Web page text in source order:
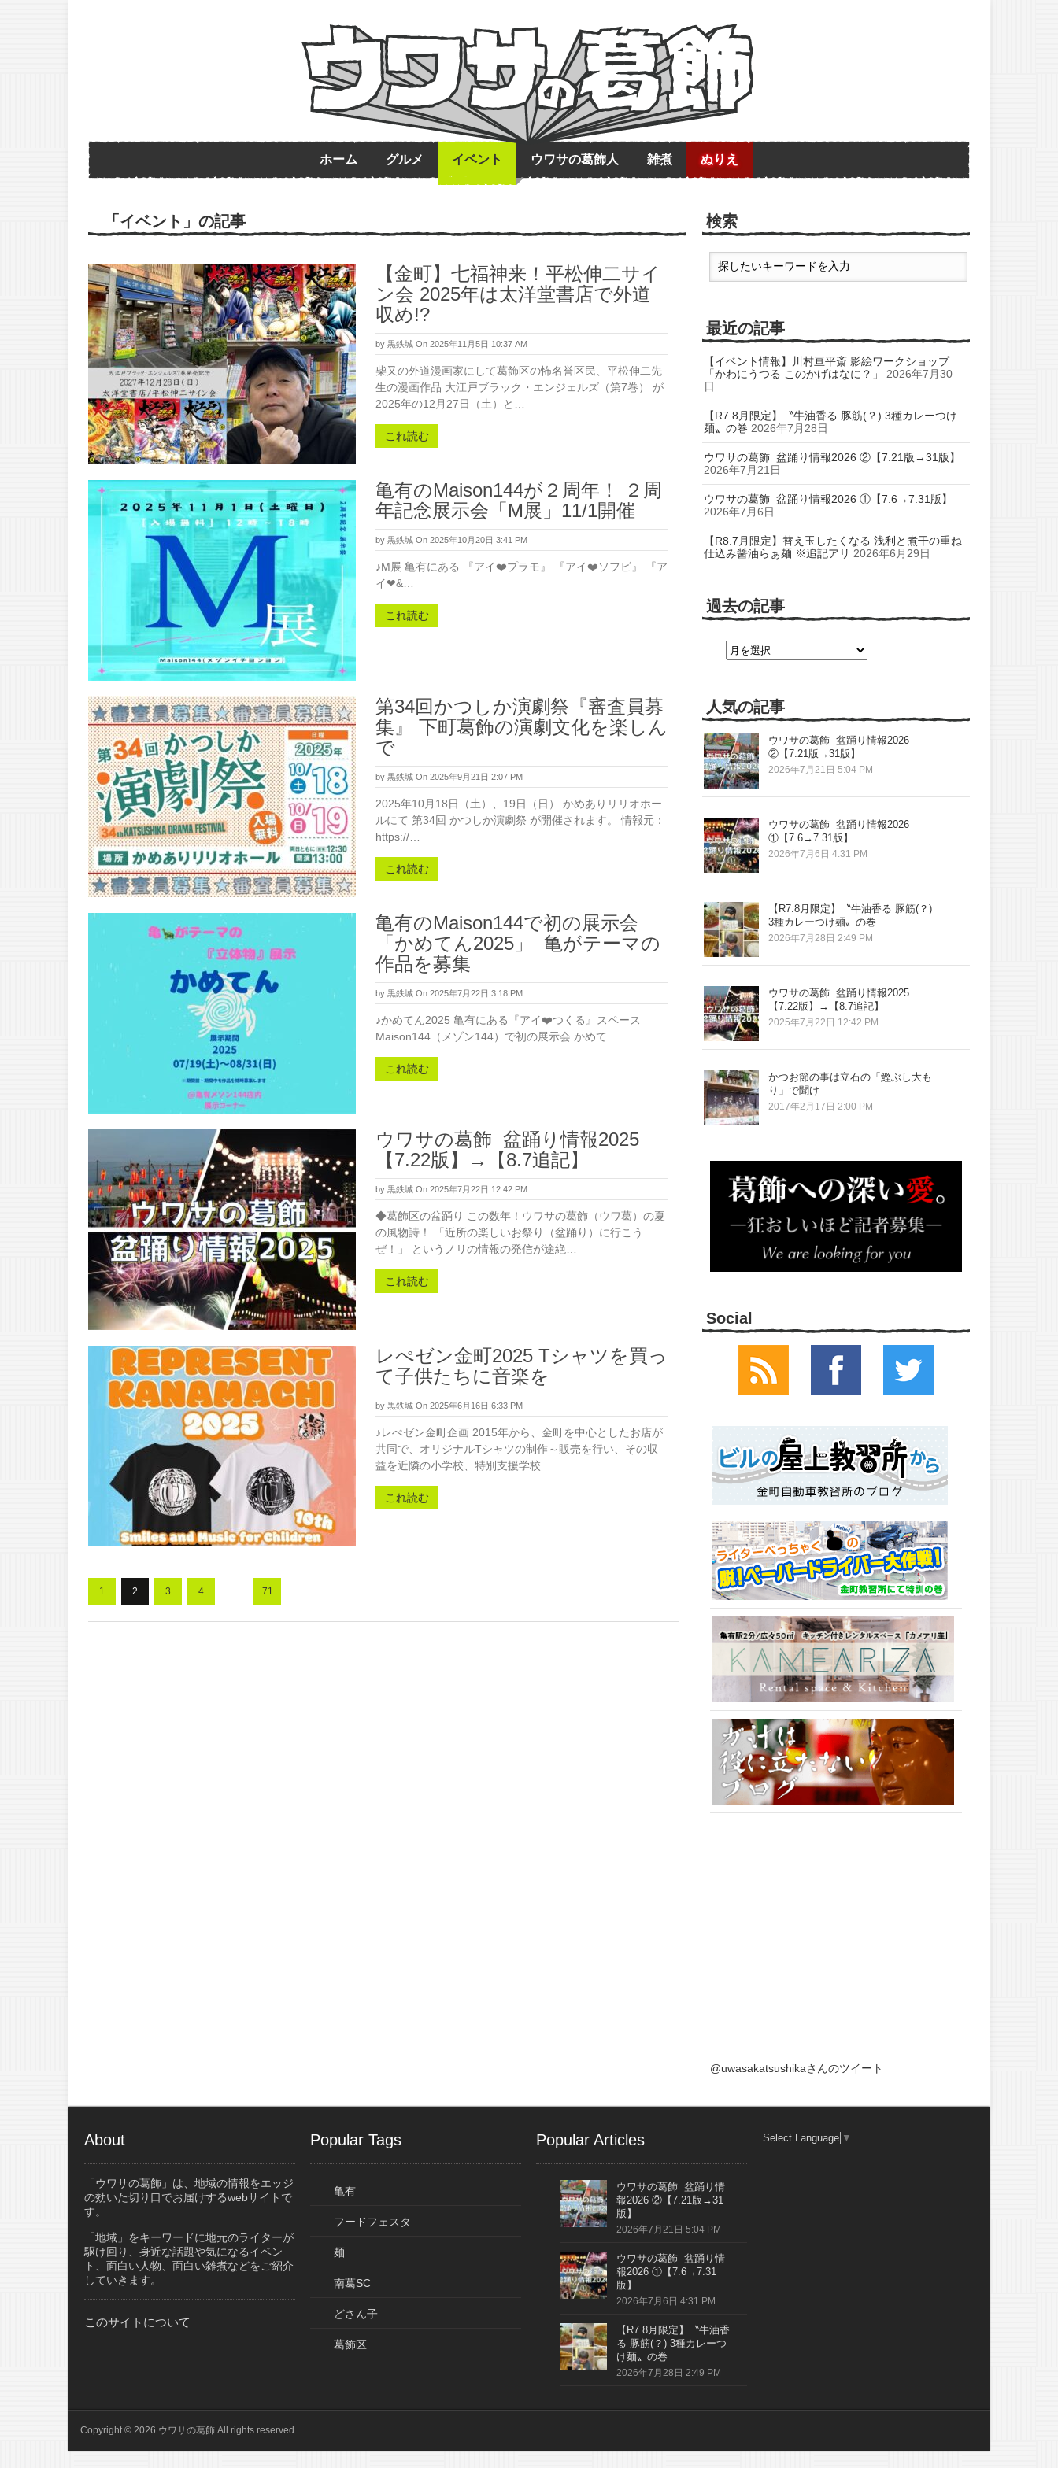
ホーム グルメ イベント ウワサの葛飾人 雑煮 ぬりえ
「イベント」の記事
【金町】七福神来！平松伸二サイ
ン会 2025年は太洋堂書店で外道
収め!?
by 黒鉄城 On 2025年11月5日 10:37 AM
柴又の外道漫画家にして葛飾区の怖名誉区民、平松伸二先
生の漫画作品 大江戸ブラック・エンジェルズ（第7巻） が
2025年の12月27日（土）と…
これ読む
亀有のMaison144が２周年！ ２周
年記念展示会「M展」11/1開催
by 黒鉄城 On 2025年10月20日 3:41 PM
♪M展 亀有にある 『アイ❤️プラモ』 『アイ❤️ソフビ』 『ア
イ❤&…
これ読む
第34回かつしか演劇祭『審査員募
集』 下町葛飾の演劇文化を楽しん
で
by 黒鉄城 On 2025年9月21日 2:07 PM
2025年10月18日（土）、19日（日） かめありリリオホー
ルにて 第34回 かつしか演劇祭 が開催されます。 情報元：
https://…
これ読む
亀有のMaison144で初の展示会
「かめてん2025」 亀がテーマの
作品を募集
by 黒鉄城 On 2025年7月22日 3:18 PM
♪かめてん2025 亀有にある『アイ❤️つくる』スペース
Maison144（メゾン144）で初の展示会 かめて…
これ読む
ウワサの葛飾 盆踊り情報2025
【7.22版】→【8.7追記】
by 黒鉄城 On 2025年7月22日 12:42 PM
◆葛飾区の盆踊り この数年！ウワサの葛飾（ウワ葛）の夏
の風物詩！ 「近所の楽しいお祭り（盆踊り）に行こう
ぜ！」 というノリの情報の発信が途絶…
これ読む
レぺゼン金町2025 Tシャツを買っ
て子供たちに音楽を
by 黒鉄城 On 2025年6月16日 6:33 PM
♪レぺゼン金町企画 2015年から、金町を中心としたお店が
共同で、オリジナルTシャツの制作～販売を行い、その収
益を近隣の小学校、特別支援学校…
これ読む
1 2 3 4 … 71
検索
最近の記事
【イベント情報】川村亘平斎 影絵ワークショップ
「かわにうつる このかげはなに？」
2026年7月30
日
【R7.8月限定】〝牛油香る 豚筋(？) 3種カレーつけ
麺〟の巻 2026年7月28日
ウワサの葛飾 盆踊り情報2026 ②【7.21版→31版】
2026年7月21日
ウワサの葛飾 盆踊り情報2026 ①【7.6→7.31版】
2026年7月6日
【R8.7月限定】替え玉したくなる 浅利と煮干の重ね
仕込み醤油らぁ麺 ※追記アリ 2026年6月29日
過去の記事
人気の記事
ウワサの葛飾 盆踊り情報2026
②【7.21版→31版】
2026年7月21日 5:04 PM
ウワサの葛飾 盆踊り情報2026
①【7.6→7.31版】
2026年7月6日 4:31 PM
【R7.8月限定】〝牛油香る 豚筋(？)
3種カレーつけ麺〟の巻
2026年7月28日 2:49 PM
ウワサの葛飾 盆踊り情報2025
【7.22版】→【8.7追記】
2025年7月22日 12:42 PM
かつお節の事は立石の「鰹ぶし大も
り」で聞け
2017年2月17日 2:00 PM
Social
@uwasakatsushikaさんのツイート
About
「ウワサの葛飾」は、地域の情報をエッジ
の効いた切り口でお届けするwebサイトで
す。
「地域」をキーワードに地元のライターが
駆け回り、身近な話題や気になるイベン
ト、面白い人物、面白い雑煮などをご紹介
していきます。
このサイトについて
Popular Tags
亀有
フードフェスタ
麺
南葛SC
どさん子
葛飾区
Popular Articles
ウワサの葛飾 盆踊り情
報2026 ②【7.21版→31
版】
2026年7月21日 5:04 PM
ウワサの葛飾 盆踊り情
報2026 ①【7.6→7.31
版】
2026年7月6日 4:31 PM
【R7.8月限定】〝牛油香
る 豚筋(？) 3種カレーつ
け麺〟の巻
2026年7月28日 2:49 PM
Select Language ▼
Copyright © 2026 ウワサの葛飾 All rights reserved.